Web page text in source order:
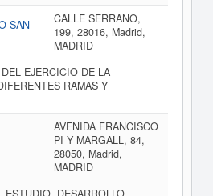
SAN
CALLE SERRANO,
199, 28016, Madrid,
MADRID
EJERCICIO DE LA
RAMAS Y
AVENIDA FRANCISCO
PI Y MARGALL, 84,
28050, Madrid,
MADRID